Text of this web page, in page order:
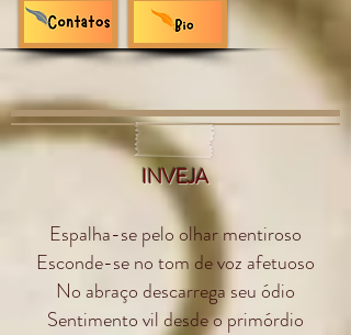
INVEJA
Espalha-se pelo olhar mentiroso
Esconde-se no tom de voz afetuoso
No abraço descarrega seu ódio
Sentimento vil desde o primórdio